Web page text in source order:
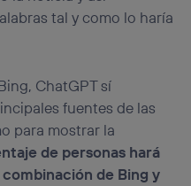
tal y como lo haría
ChatGPT sí
fuentes de las
para mostrar la
de personas hará
de Bing y